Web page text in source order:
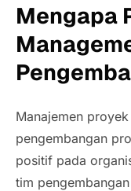
Mengapa
Manajemen
pengembangan
positif pada
tim